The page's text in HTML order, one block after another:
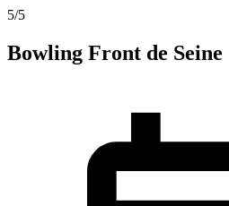
5/5
Bowling Front de Seine